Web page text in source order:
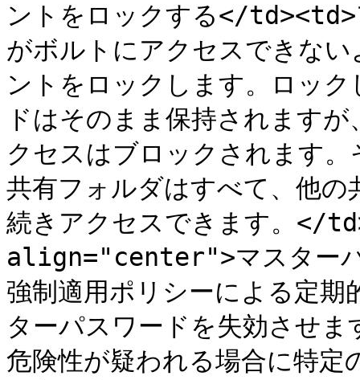
ントをロックする</td><td>
がボルトにアクセスできな
ントをロックします。ロッ
ドはそのまま保持されます
クセスはブロックされます
共有フォルダはすべて、他
続きアクセスできます。
align="center">マスター
強制適用ポリシーによる定期
ターパスワードを失効させ
危険性が疑われる場合に特